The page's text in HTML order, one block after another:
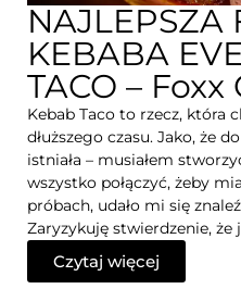
NAJLEPSZA
KEBABA
TACO –
Kebab Taco to rzecz, która
dłuższego czasu. Jako, że
istniała – musiałem
wszystko połączyć, żeby
próbach, udało mi się
Zaryzykuję stwierdzenie,
Czytaj więcej